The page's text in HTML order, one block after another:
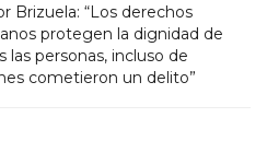
Brizuela: “Los derechos
protegen la dignidad de
las personas, incluso de
cometieron un delito”